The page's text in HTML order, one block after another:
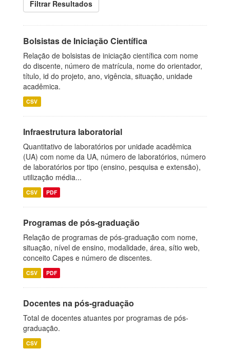
Filtrar Resultados
Bolsistas de Iniciação Científica
Relação de bolsistas de iniciação científica com nome
do discente, número de matrícula, nome do orientador,
título, id do projeto, ano, vigência, situação, unidade
acadêmica.
CSV
Infraestrutura laboratorial
Quantitativo de laboratórios por unidade acadêmica
(UA) com nome da UA, número de laboratórios, número
de laboratórios por tipo (ensino, pesquisa e extensão),
utilização média...
CSV PDF
Programas de pós-graduação
Relação de programas de pós-graduação com nome,
situação, nível de ensino, modalidade, área, sítio web,
conceito Capes e número de discentes.
CSV PDF
Docentes na pós-graduação
Total de docentes atuantes por programas de pós-
graduação.
CSV